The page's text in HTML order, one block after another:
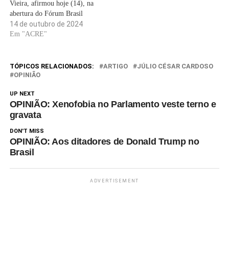
Vieira, afirmou hoje (14), na
abertura do Fórum Brasil
África 2024, em São Paulo,
que o século 21 será da África
desenvolvimento deverá ser
selado em breve.
14 de outubro de 2024
Em "ACRE"
TÓPICOS RELACIONADOS: ARTIGO
JÚLIO CÉSAR CARDOSO
OPINIÃO
UP NEXT
OPINIÃO: Xenofobia no Parlamento veste terno e
gravata
DON'T MISS
OPINIÃO: Aos ditadores de Donald Trump no
Brasil
ADVERTISEMENT